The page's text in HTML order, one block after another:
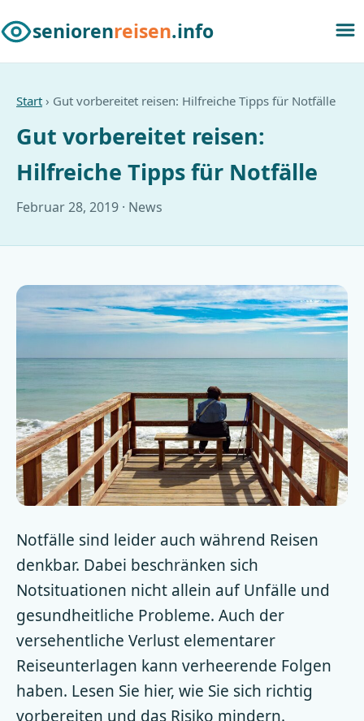
seniorenreisen.info
Start › Gut vorbereitet reisen: Hilfreiche Tipps für Notfälle
Gut vorbereitet reisen:
Hilfreiche Tipps für Notfälle
Februar 28, 2019 · News
Notfälle sind leider auch während Reisen
denkbar. Dabei beschränken sich
Notsituationen nicht allein auf Unfälle und
gesundheitliche Probleme. Auch der
versehentliche Verlust elementarer
Reiseunterlagen kann verheerende Folgen
haben. Lesen Sie hier, wie Sie sich richtig
vorbereiten und das Risiko mindern.